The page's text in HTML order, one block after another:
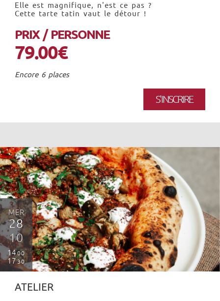
Elle est magnifique, n'est ce pas ?
Cette tarte tatin vaut le détour !
PRIX / PERSONNE
79.00€
Encore 6 places
S'INSCRIRE
MER
28
10
1400
1730
ATELIER